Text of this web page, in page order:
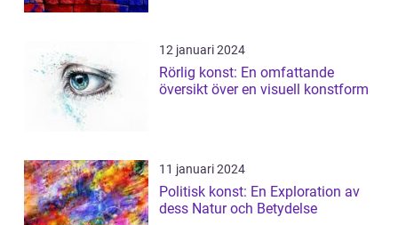
12 januari 2024
Rörlig konst: En omfattande
översikt över en visuell konstform
11 januari 2024
Politisk konst: En Exploration av
dess Natur och Betydelse